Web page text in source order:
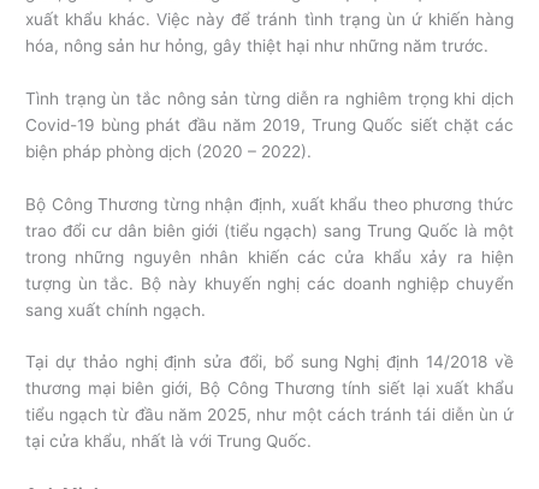
xuất khẩu khác. Việc này để tránh tình trạng ùn ứ khiến hàng
hóa, nông sản hư hỏng, gây thiệt hại như những năm trước.
Tình trạng ùn tắc nông sản từng diễn ra nghiêm trọng khi dịch
Covid-19 bùng phát đầu năm 2019, Trung Quốc siết chặt các
biện pháp phòng dịch (2020 – 2022).
Bộ Công Thương từng nhận định, xuất khẩu theo phương thức
trao đổi cư dân biên giới (tiểu ngạch) sang Trung Quốc là một
trong những nguyên nhân khiến các cửa khẩu xảy ra hiện
tượng ùn tắc. Bộ này khuyến nghị các doanh nghiệp chuyển
sang xuất chính ngạch.
Tại dự thảo nghị định sửa đổi, bổ sung Nghị định 14/2018 về
thương mại biên giới, Bộ Công Thương tính siết lại xuất khẩu
tiểu ngạch từ đầu năm 2025, như một cách tránh tái diễn ùn ứ
tại cửa khẩu, nhất là với Trung Quốc.